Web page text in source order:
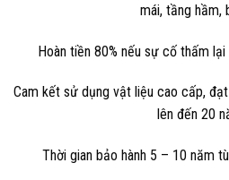
mái, tầng hầm,
Hoàn tiền 80% nếu sự cố thấm
Cam kết sử dụng vật liệu cao cấp,
lên đến 20
Thời gian bảo hành 5 – 10 năm